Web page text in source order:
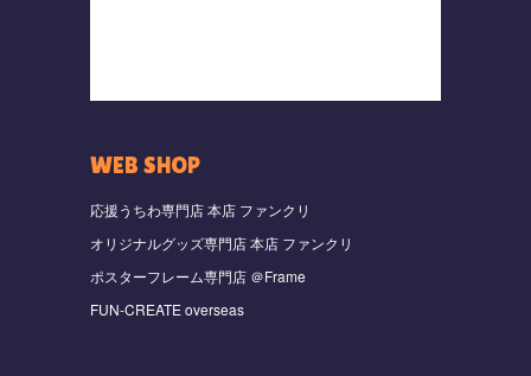
WEB SHOP
応援うちわ専門店 本店 ファンクリ
オリジナルグッズ専門店 本店 ファンクリ
ポスターフレーム専門店 ＠Frame
FUN-CREATE overseas